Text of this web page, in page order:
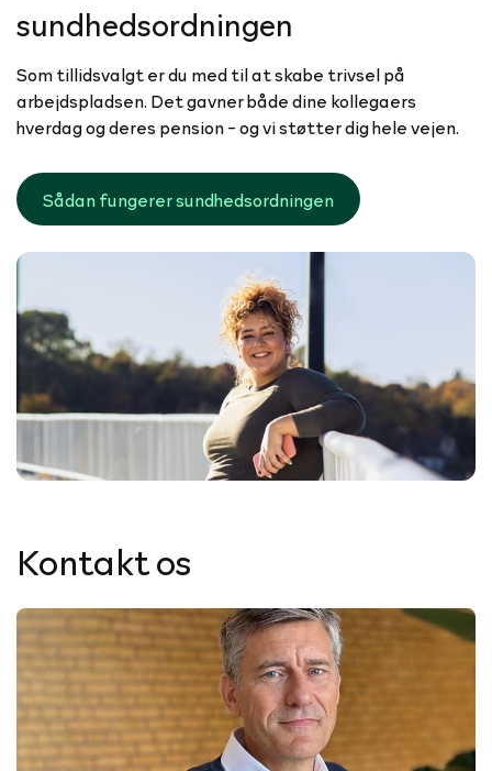
sundhedsordningen
Som tillidsvalgt er du med til at skabe trivsel på
arbejdspladsen. Det gavner både dine kollegaers
hverdag og deres pension - og vi støtter dig hele vejen.
Sådan fungerer sundhedsordningen
Kontakt os